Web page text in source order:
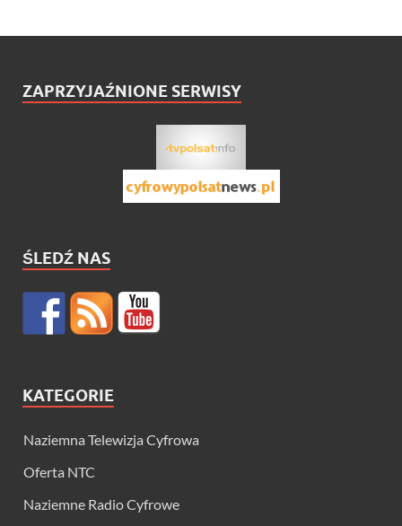
ZAPRZYJAŹNIONE SERWISY
ŚLEDŹ NAS
KATEGORIE
Naziemna Telewizja Cyfrowa
Oferta NTC
Naziemne Radio Cyfrowe